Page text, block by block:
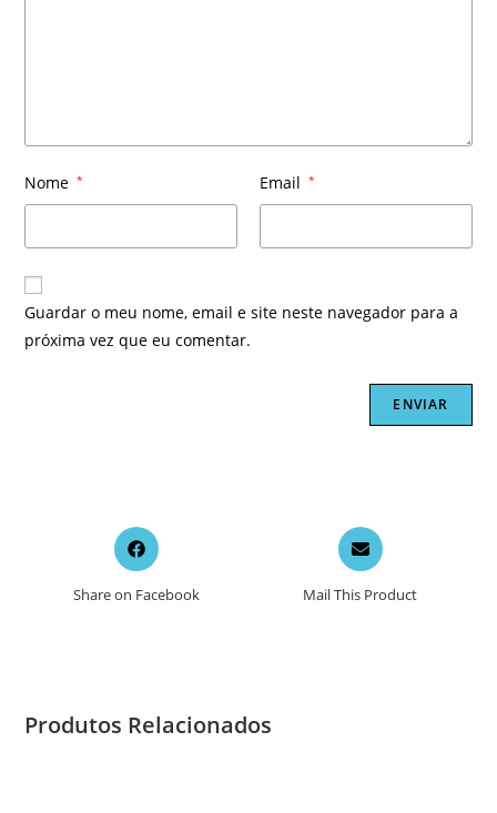
Nome * Email *
Guardar o meu nome, email e site neste navegador para a
próxima vez que eu comentar.
Opens
in
new
Share on Facebook
Opens
in
a
new
Mail This Product
Produtos Relacionados